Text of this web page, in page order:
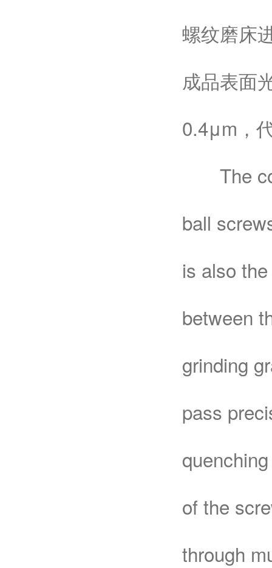
螺纹磨床
成品表面
0.4μm，
The
ball
is also
between
grinding
pass
of the
through